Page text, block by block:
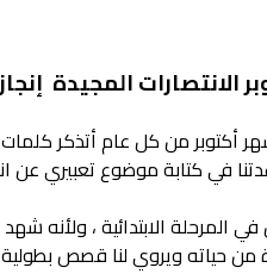
الانتصارات المجيدة
أكتوبر من كل عام أتذكر كلمات
في كتابة موضوع تعبيري عن
المرحلة الابتدائية ، ولأنه
من حياته ويروي لنا قصص